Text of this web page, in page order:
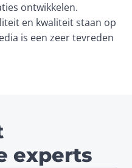
ontwikkelen.
en kwaliteit staan op
is een zeer tevreden
experts